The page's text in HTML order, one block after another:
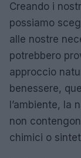
Creando i
possiamo
alle nostre
potrebbero
approccio
benessere,
l’ambiente, la
non
chimici o